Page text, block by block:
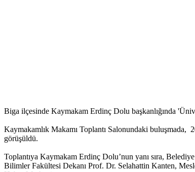
Biga ilçesinde Kaymakam Erdinç Dolu başkanlığında
Kaymakamlık Makamı Toplantı Salonundaki buluşmada,
görüşüldü.
Toplantıya Kaymakam Erdinç Dolu’nun yanı sıra,
Bilimler Fakültesi Dekanı Prof. Dr. Selahattin Kanten,